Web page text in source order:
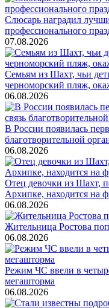
Слюсарь наградил
профессионального
07.08.2026
Семьям из Шахт, чьи
черноморский пляж,
06.08.2026
В России появилась
благотворительной
06.08.2026
Отец девочки из Шахт,
Архипке, находится на
06.08.2026
Жительница Ростова
06.08.2026
Режим ЧС ввели в
мегашторма
06.08.2026